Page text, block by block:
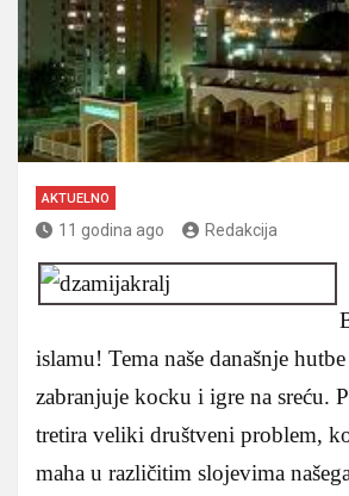
AKTUELNO
11 godina ago Redakcija
islamu! Tema naše današnje
zabranjuje kocku i igre na sreću.
tretira veliki društveni problem,
maha u različitim slojevima